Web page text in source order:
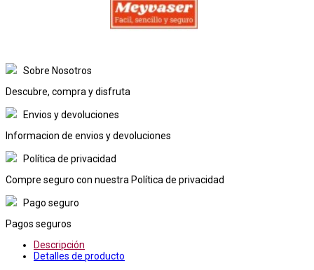
Sobre Nosotros
Descubre, compra y disfruta
Envios y devoluciones
Informacion de envios y devoluciones
Política de privacidad
Compre seguro con nuestra Política de privacidad
Pago seguro
Pagos seguros
Descripción
Detalles de producto